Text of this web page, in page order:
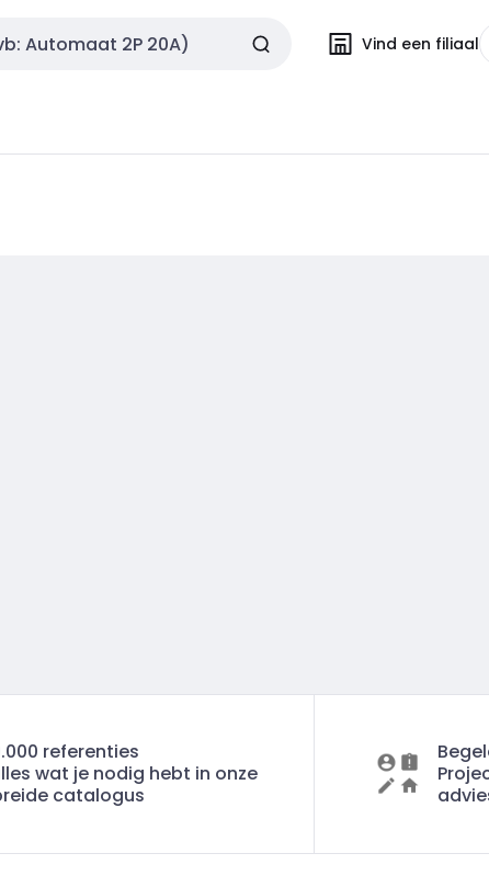
Vind een filiaal
referenties
wat je nodig hebt in onze
catalogus